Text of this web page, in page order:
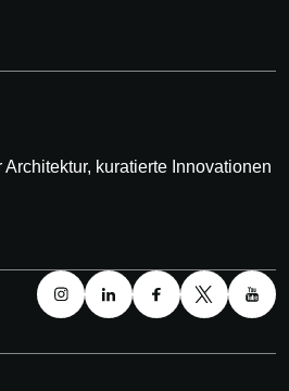
kuratierte Innovationen